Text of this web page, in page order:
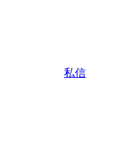
私信